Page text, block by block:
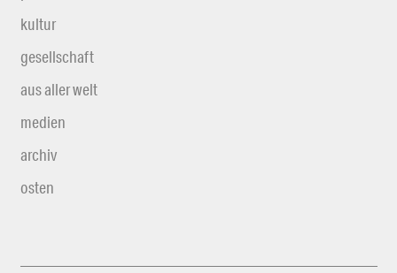
kultur
gesellschaft
aus aller welt
medien
archiv
osten